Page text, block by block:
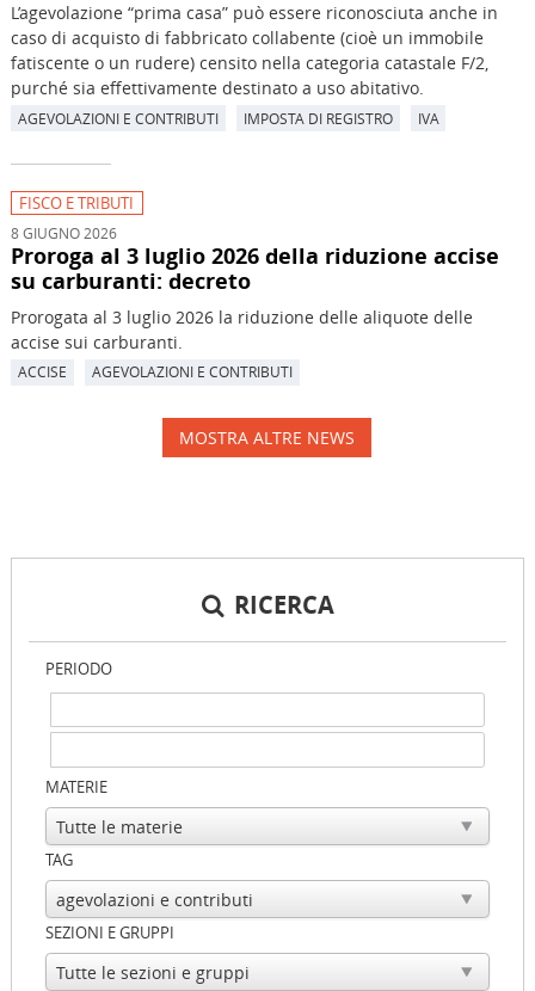
L’agevolazione “prima casa” può essere riconosciuta anche in
caso di acquisto di fabbricato collabente (cioè un immobile
fatiscente o un rudere) censito nella categoria catastale F/2,
purché sia effettivamente destinato a uso abitativo.
AGEVOLAZIONI E CONTRIBUTI IMPOSTA DI REGISTRO IVA
FISCO E TRIBUTI
8 GIUGNO 2026
Proroga al 3 luglio 2026 della riduzione accise
su carburanti: decreto
Prorogata al 3 luglio 2026 la riduzione delle aliquote delle
accise sui carburanti.
ACCISE AGEVOLAZIONI E CONTRIBUTI
MOSTRA ALTRE NEWS
RICERCA
PERIODO
MATERIE
TAG
SEZIONI E GRUPPI